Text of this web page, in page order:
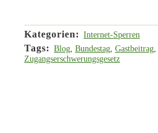
Kategorien: Internet-Sperren
Tags: Blog, Bundestag, Gastbeitrag,
Zugangserschwerungsgesetz